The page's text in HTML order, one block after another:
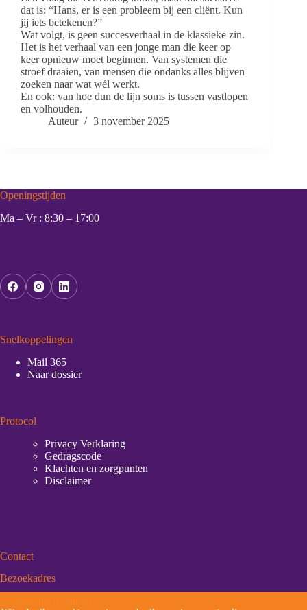
dat is: “Hans, er is een probleem bij een cliënt. Kun
jij iets betekenen?”
Wat volgt, is geen succesverhaal in de klassieke zin.
Het is het verhaal van een jonge man die keer op
keer opnieuw moet beginnen. Van systemen die
stroef draaien, van mensen die ondanks alles blijven
zoeken naar wat wél werkt.
En ook: van hoe dun de lijn soms is tussen vastlopen
en volhouden.
Auteur
3 november 2025
Openingstijden
Ma – Vr : 8:30 – 17:00
Snelkoppelingen
Mail 365
Naar dossier
Protocol
Privacy Verklaring
Gedragscode
Klachten en zorgpunten
Disclaimer
Contact
Bezoekadres